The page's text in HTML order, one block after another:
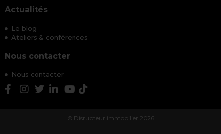
Actualités
Le blog
Ateliers & conférences
Nous contacter
Nous contacter
© Disrupteur immobilier 2026